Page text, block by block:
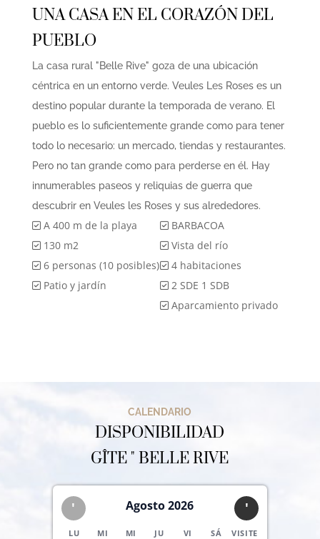
UNA CASA EN EL CORAZÓN DEL
PUEBLO
La casa rural "Belle Rive" goza de una ubicación
céntrica en un entorno verde. Veules Les Roses es un
destino popular durante la temporada de verano. El
pueblo es lo suficientemente grande como para tener
todo lo necesario: un mercado, tiendas y restaurantes.
Pero no tan grande como para perderse en él. Hay
innumerables paseos y reliquias de guerra que
descubrir en Veules les Roses y sus alrededores.
A 400 m de la playa
130 m2
6 personas (10 posibles)
Patio y jardín
BARBACOA
Vista del río
4 habitaciones
2 SDE 1 SDB
Aparcamiento privado
CALENDARIO
DISPONIBILIDAD
GÎTE " BELLE RIVE
' '
Agosto 2026
LU MI MI JU VI SÁ VISITE